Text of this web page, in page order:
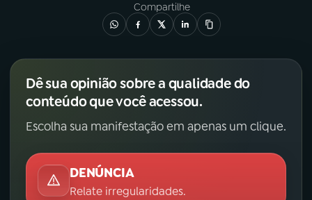
Compartilhe
Dê sua opinião sobre a qualidade do
conteúdo que você acessou.
Escolha sua manifestação em apenas um clique.
DENÚNCIA
Relate irregularidades.